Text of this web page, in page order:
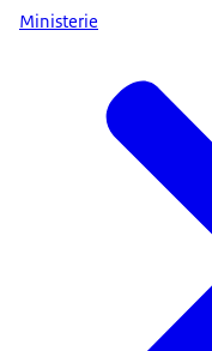
Ministerie